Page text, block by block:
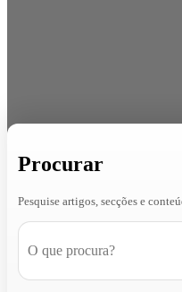
Procurar
Pesquise artigos, secções e